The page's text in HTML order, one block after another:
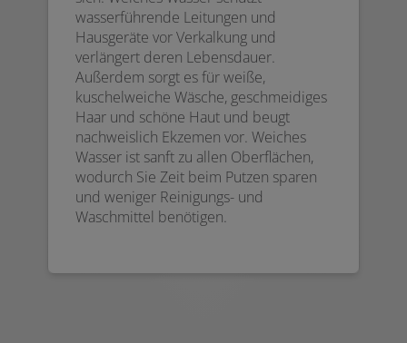
wasserführende Leitungen und
Hausgeräte vor Verkalkung und
verlängert deren Lebensdauer.
Außerdem sorgt es für weiße,
kuschelweiche Wäsche, geschmeidiges
Haar und schöne Haut und beugt
nachweislich Ekzemen vor. Weiches
Wasser ist sanft zu allen Oberflächen,
wodurch Sie Zeit beim Putzen sparen
und weniger Reinigungs- und
Waschmittel benötigen.